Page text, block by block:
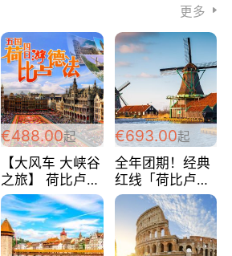
更多
€488.00起
【大风车 大峡谷
之旅】 荷比卢德
法 巴黎上下 经
典五国四日游
488欧/人
€693.00起
全年团期！经典
红线「荷比卢德
法」七天循环 五
国 仅售99欧/人/
天！巴黎上下！
包拼房~